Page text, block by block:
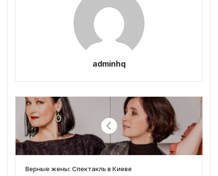
adminhq
Верные жены: Спектакль в Киеве